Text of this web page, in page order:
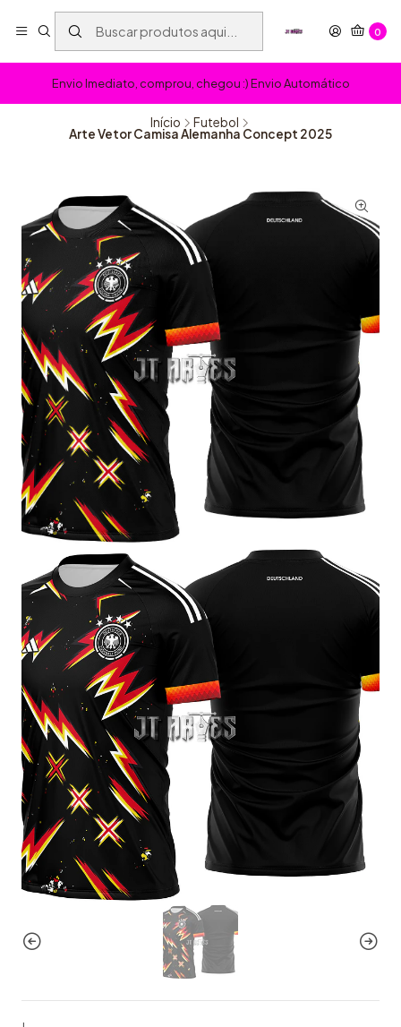
0
Envio Imediato, comprou, chegou :) Envio Automático
Início Futebol
Arte Vetor Camisa Alemanha Concept 2025